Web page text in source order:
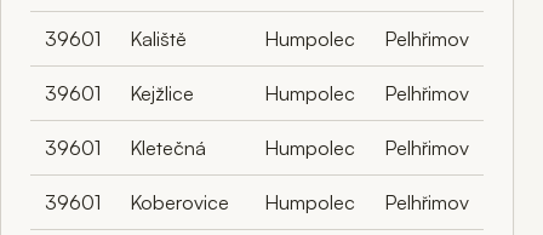
39601 Kaliště Humpolec Pelhřimov
39601 Kejžlice Humpolec Pelhřimov
39601 Kletečná Humpolec Pelhřimov
39601 Koberovice Humpolec Pelhřimov